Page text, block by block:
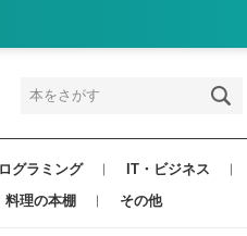
グラミング
IT・ビジネス
料理の本棚 その他